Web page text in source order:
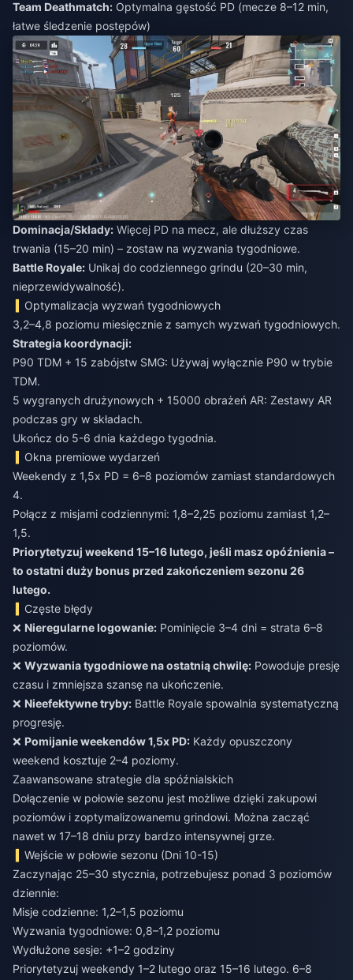
Team Deathmatch: Optymalna gęstość PD (mecze 8–12 min,
łatwe śledzenie postępów)
Dominacja/Składy: Więcej PD na mecz, ale dłuższy czas
trwania (15–20 min) – zostaw na wyzwania tygodniowe.
Battle Royale: Unikaj do codziennego grindu (20–30 min,
nieprzewidywalność).
Optymalizacja wyzwań tygodniowych
3,2–4,8 poziomu miesięcznie z samych wyzwań tygodniowych.
Strategia koordynacji:
P90 TDM + 15 zabójstw SMG: Używaj wyłącznie P90 w trybie
TDM.
5 wygranych drużynowych + 15000 obrażeń AR: Zestawy AR
podczas gry w składach.
Ukończ do 5-6 dnia każdego tygodnia.
Okna premiowe wydarzeń
Weekendy z 1,5x PD = 6–8 poziomów zamiast standardowych
4.
Połącz z misjami codziennymi: 1,8–2,25 poziomu zamiast 1,2–
1,5.
Priorytetyzuj weekend 15–16 lutego, jeśli masz opóźnienia –
to ostatni duży bonus przed zakończeniem sezonu 26
lutego.
Częste błędy
❌ Nieregularne logowanie: Pominięcie 3–4 dni = strata 6–8
poziomów.
❌ Wyzwania tygodniowe na ostatnią chwilę: Powoduje presję
czasu i zmniejsza szansę na ukończenie.
❌ Nieefektywne tryby: Battle Royale spowalnia systematyczną
progresję.
❌ Pomijanie weekendów 1,5x PD: Każdy opuszczony
weekend kosztuje 2–4 poziomy.
Zaawansowane strategie dla spóźnialskich
Dołączenie w połowie sezonu jest możliwe dzięki zakupowi
poziomów i zoptymalizowanemu grindowi. Można zacząć
nawet w 17–18 dniu przy bardzo intensywnej grze.
Wejście w połowie sezonu (Dni 10-15)
Zaczynając 25–30 stycznia, potrzebujesz ponad 3 poziomów
dziennie:
Misje codzienne: 1,2–1,5 poziomu
Wyzwania tygodniowe: 0,8–1,2 poziomu
Wydłużone sesje: +1–2 godziny
Priorytetyzuj weekendy 1–2 lutego oraz 15–16 lutego. 6–8